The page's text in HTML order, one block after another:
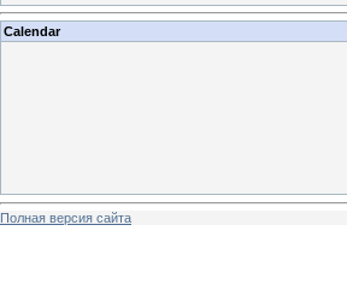
Calendar
Полная версия сайта